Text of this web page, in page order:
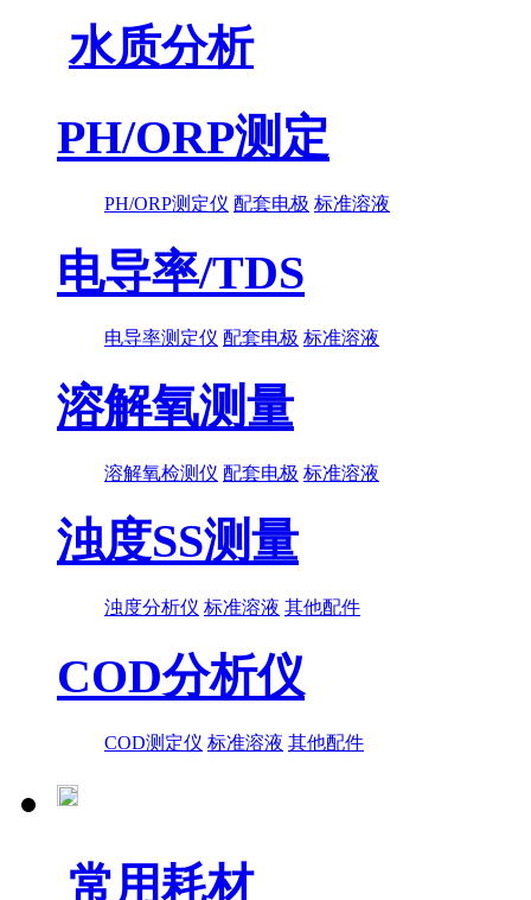
水质分析
PH/ORP测定
PH/ORP测定仪 配套电极 标准溶液
电导率/TDS
电导率测定仪 配套电极 标准溶液
溶解氧测量
溶解氧检测仪 配套电极 标准溶液
浊度SS测量
浊度分析仪 标准溶液 其他配件
COD分析仪
COD测定仪 标准溶液 其他配件
常用耗材